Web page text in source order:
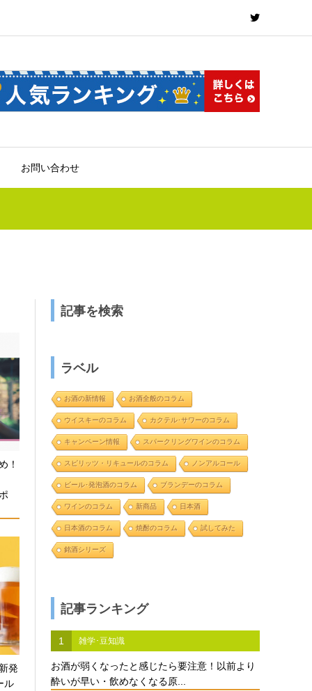
お問い合わせ
！
発
ル
記事を検索
ラベル
お酒の新情報 お酒全般のコラム
ウイスキーのコラム カクテル･サワーのコラム
キャンペーン情報 スパークリングワインのコラム
スピリッツ・リキュールのコラム ノンアルコール
ビール･発泡酒のコラム ブランデーのコラム
ワインのコラム 新商品 日本酒
日本酒のコラム 焼酎のコラム 試してみた
銘酒シリーズ
記事ランキング
1 雑学･豆知識
お酒が弱くなったと感じたら要注意！以前より
酔いが早い・飲めなくなる原...